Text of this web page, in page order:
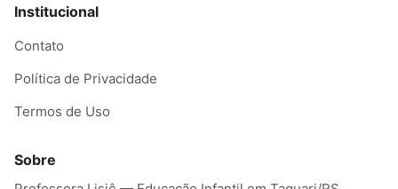
Institucional
Contato
Política de Privacidade
Termos de Uso
Sobre